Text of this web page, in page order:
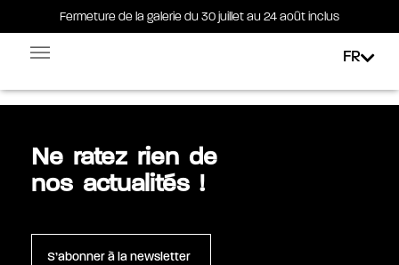
Fermeture de la galerie du 30 juillet au 24 août inclus
Fermeture de la galerie du 30 juillet au 24 août inclus
FR
Étiquette :
Ne ratez rien de
nos actualités !
S’abonner à la newsletter